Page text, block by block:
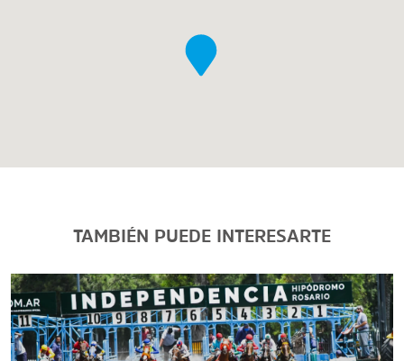
TAMBIÉN PUEDE INTERESARTE